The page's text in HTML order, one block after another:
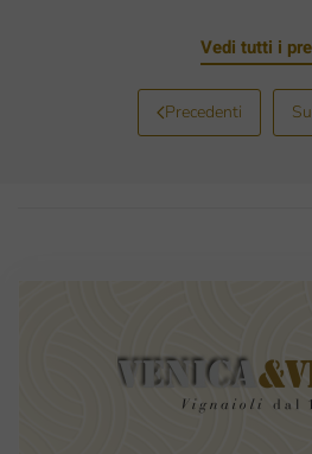
Vedi tutti i
Precedenti